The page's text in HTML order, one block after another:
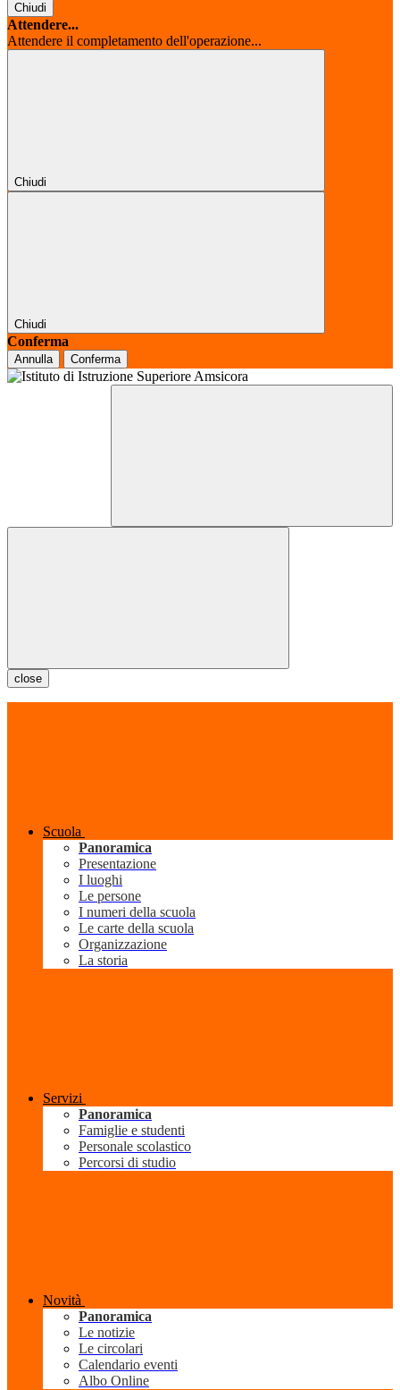
Chiudi
Attendere...
Attendere il completamento dell'operazione...
Chiudi
Chiudi
Conferma
Annulla Conferma
close
Scuola
Panoramica
Presentazione
I luoghi
Le persone
I numeri della scuola
Le carte della scuola
Organizzazione
La storia
Servizi
Panoramica
Famiglie e studenti
Personale scolastico
Percorsi di studio
Novità
Panoramica
Le notizie
Le circolari
Calendario eventi
Albo Online